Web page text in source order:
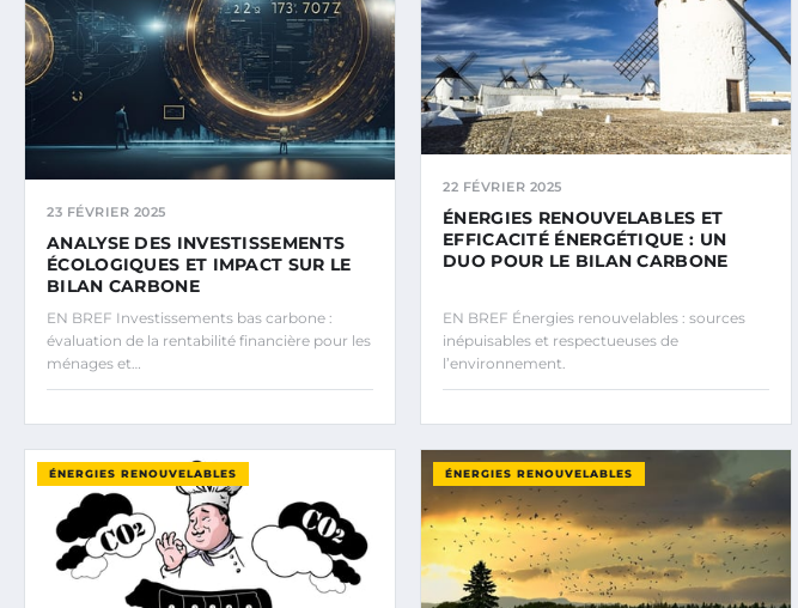
23 FÉVRIER 2025
ANALYSE DES INVESTISSEMENTS
ÉCOLOGIQUES ET IMPACT SUR LE
BILAN CARBONE
EN BREF Investissements bas carbone :
évaluation de la rentabilité financière pour les
ménages et…
22 FÉVRIER 2025
ÉNERGIES RENOUVELABLES ET
EFFICACITÉ ÉNERGÉTIQUE : UN
DUO POUR LE BILAN CARBONE
EN BREF Énergies renouvelables : sources
inépuisables et respectueuses de
l’environnement.
ÉNERGIES RENOUVELABLES ÉNERGIES RENOUVELABLES